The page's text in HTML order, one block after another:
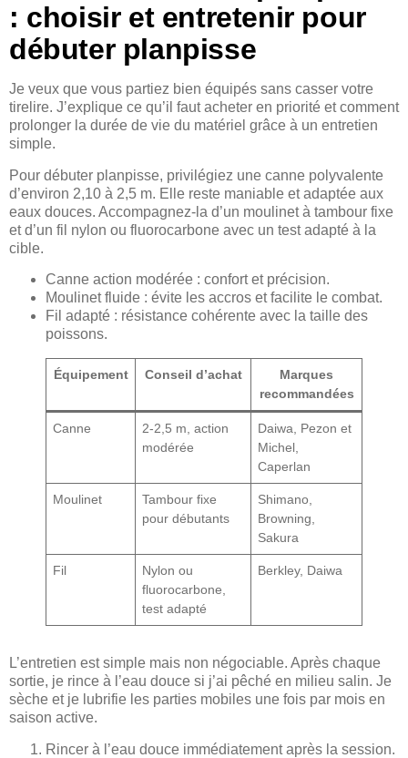
: choisir et entretenir pour
débuter planpisse
Je veux que vous partiez bien équipés sans casser votre
tirelire. J’explique ce qu’il faut acheter en priorité et comment
prolonger la durée de vie du matériel grâce à un entretien
simple.
Pour débuter planpisse, privilégiez une canne polyvalente
d’environ 2,10 à 2,5 m. Elle reste maniable et adaptée aux
eaux douces. Accompagnez-la d’un moulinet à tambour fixe
et d’un fil nylon ou fluorocarbone avec un test adapté à la
cible.
Canne action modérée : confort et précision.
Moulinet fluide : évite les accros et facilite le combat.
Fil adapté : résistance cohérente avec la taille des
poissons.
Équipement Conseil d’achat
Marques
recommandées
Canne
2-2,5 m, action
modérée
Daiwa, Pezon et
Michel,
Caperlan
Moulinet
Tambour fixe
pour débutants
Shimano,
Browning,
Sakura
Fil
Nylon ou
fluorocarbone,
test adapté
Berkley, Daiwa
L’entretien est simple mais non négociable. Après chaque
sortie, je rince à l’eau douce si j’ai pêché en milieu salin. Je
sèche et je lubrifie les parties mobiles une fois par mois en
saison active.
Rincer à l’eau douce immédiatement après la session.